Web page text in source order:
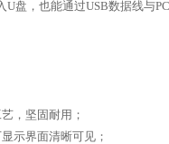
U盘，也能通过USB数据线与PC
，坚固耐用；
示界面清晰可见；